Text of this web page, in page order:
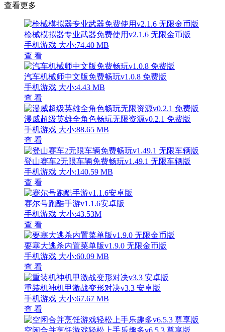
查看更多
枪械模拟器专业武器免费使用v2.1.6 无限金币版
手机游戏 大小:74.40 MB
查 看
汽车机械师中文版免费畅玩v1.0.8 免费版
手机游戏 大小:4.43 MB
查 看
漫威超级英雄全角色畅玩无限资源v0.2.1 免费版
手机游戏 大小:88.65 MB
查 看
登山赛车2无限车辆免费畅玩v1.49.1 无限车辆版
手机游戏 大小:140.59 MB
查 看
赛尔号跑酷手游v1.1.6安卓版
手机游戏 大小:43.53M
查 看
要塞大逃杀内置菜单版v1.9.0 无限金币版
手机游戏 大小:60.09 MB
查 看
重装机神机甲激战变形对决v3.3 安卓版
手机游戏 大小:67.67 MB
查 看
空闲合并烹饪游戏轻松上手乐趣多v6.5.3 尊享版